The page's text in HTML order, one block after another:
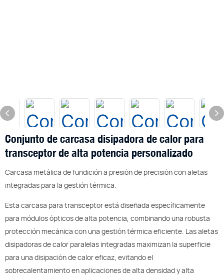
Conjunto de carcasa disipadora de calor para
transceptor de alta potencia personalizado
Carcasa metálica de fundición a presión de precisión con aletas
integradas para la gestión térmica.
Esta carcasa para transceptor está diseñada específicamente
para módulos ópticos de alta potencia, combinando una robusta
protección mecánica con una gestión térmica eficiente. Las aletas
disipadoras de calor paralelas integradas maximizan la superficie
para una disipación de calor eficaz, evitando el
sobrecalentamiento en aplicaciones de alta densidad y alta